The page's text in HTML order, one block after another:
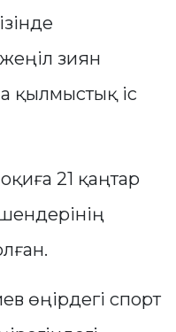
зиян
қылмыстық іс
21 қаңтар
өңірдегі спорт